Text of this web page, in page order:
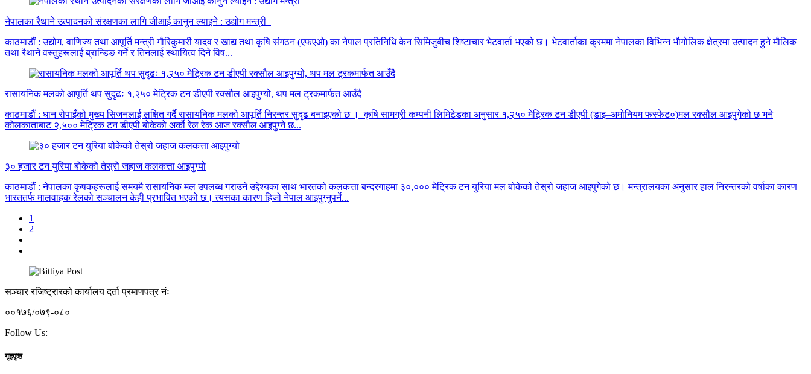
नेपालका रैथाने उत्पादनको संरक्षणका लागि जीआई कानुन ल्याइने : उद्योग मन्त्री
काठमाडौं : उद्योग, वाणिज्य तथा आपूर्ति मन्त्री गौरिकुमारी यादव र खाद्य तथा कृषि संगठन (एफएओ) का नेपाल प्रतिनिधि केन सिमिजुबीच शिष्टाचार भेटवार्ता भएको छ। भेटवार्ताका क्रममा नेपालका विभिन्न भौगोलिक क्षेत्रमा उत्पादन हुने मौलिक
तथा रैथाने वस्तुहरूलाई ब्रान्डिङ गर्ने र तिनलाई स्थायित्व दिने विष...
रासायनिक मलको आपूर्ति थप सुदृढः १,२५० मेट्रिक टन डीएपी रक्सौल आइपुग्यो, थप मल ट्रकमार्फत आउँदै
काठमाडौं : धान रोपाइँको मुख्य सिजनलाई लक्षित गर्दै रासायनिक मलको आपूर्ति निरन्तर सुदृढ बनाइएको छ । कृषि सामग्री कम्पनी लिमिटेडका अनुसार १,२५० मेट्रिक टन डीएपी (डाइ–अमोनियम फस्फेट०)मल रक्सौल आइपुगेको छ भने
कोलकाताबाट २,५०० मेट्रिक टन डीएपी बोकेको अर्को रेल रेक आज रक्सौल आइपुग्ने छ...
३० हजार टन युरिया बोकेको तेस्रो जहाज कलकत्ता आइपुग्यो
काठमाडौं : नेपालका कृषकहरूलाई समयमै रासायनिक मल उपलब्ध गराउने उद्देश्यका साथ भारतको कलकत्ता बन्दरगाहमा ३०,००० मेट्रिक टन युरिया मल बोकेको तेस्रो जहाज आइपुगेको छ। मन्त्रालयका अनुसार हाल निरन्तरको वर्षाका कारण
भारततर्फ मालवाहक रेलको सञ्चालन केही प्रभावित भएको छ। त्यसका कारण हिजो नेपाल आइपुग्नुपर्ने...
1
2
सञ्चार रजिष्ट्रारको कार्यालय दर्ता प्रमाणपत्र नंः
००१७६/०७९-०८०
Follow Us:
गृहपृष्ठ